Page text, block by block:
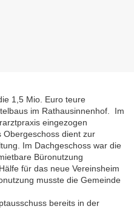
1,5 Mio. Euro teure
im Rathausinnenhof. Im
eingezogen
Obergeschoss dient zur
Im Dachgeschoss war die
Büronutzung
für das neue Vereinsheim
musste die Gemeinde
bereits in der